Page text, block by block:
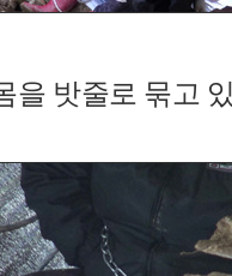
을 밧줄로 묶고